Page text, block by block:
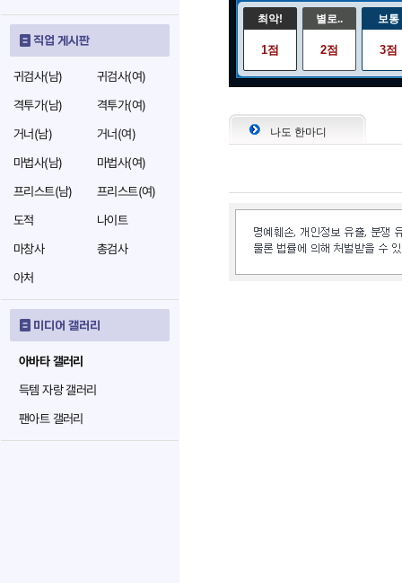
직업 게시판
귀검사(남)
귀검사(여)
격투가(남)
격투가(여)
거너(남)
거너(여)
마법사(남)
마법사(여)
프리스트(남)
프리스트(여)
도적
나이트
마창사
총검사
아처
미디어 갤러리
아바타 갤러리
득템 자랑 갤러리
팬아트 갤러리
최악!
1점
별로..
2점
보통
3점
나도 한마디